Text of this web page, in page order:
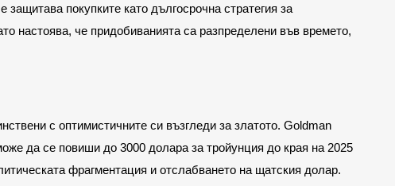
покупките като дългосрочна стратегия за
настоява, че придобиванията са разпределени във времето,
с оптимистичните си възгледи за златото. Goldman
да се повиши до 3000 долара за тройунция до края на 2025
фрагментация и отслабването на щатския долар.